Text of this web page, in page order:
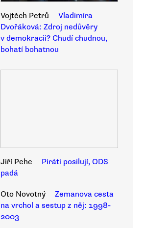
Vojtěch Petrů
Vladimíra
Dvořáková: Zdroj nedůvěry
v demokracii? Chudí chudnou,
bohatí bohatnou
Jiří Pehe
Piráti posilují, ODS
padá
Oto Novotný
Zemanova cesta
na vrchol a sestup z něj: 1998-
2003